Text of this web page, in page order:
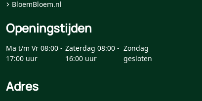
BloemBloem.nl
Openingstijden
Ma t/m Vr 08:00 -
17:00 uur
Zaterdag 08:00 -
16:00 uur
Zondag
gesloten
Adres